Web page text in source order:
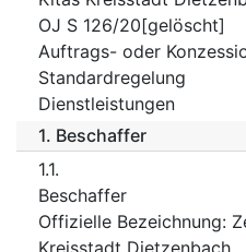
OJ S 126/20[gelöscht]
Auftrags- oder
Standardregelung
Dienstleistungen
1. Beschaffer
1.1.
Beschaffer
Offizielle Bezeichnung:
Kreisstadt Dietzenbach